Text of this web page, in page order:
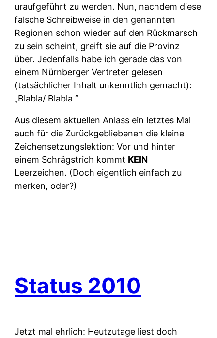
uraufgeführt zu werden. Nun, nachdem diese
falsche Schreibweise in den genannten
Regionen schon wieder auf den Rückmarsch
zu sein scheint, greift sie auf die Provinz
über. Jedenfalls habe ich gerade das von
einem Nürnberger Vertreter gelesen
(tatsächlicher Inhalt unkenntlich gemacht):
„Blabla/ Blabla.“
Aus diesem aktuellen Anlass ein letztes Mal
auch für die Zurückgebliebenen die kleine
Zeichensetzungslektion: Vor und hinter
einem Schrägstrich kommt KEIN
Leerzeichen. (Doch eigentlich einfach zu
merken, oder?)
Status 2010
Jetzt mal ehrlich: Heutzutage liest doch